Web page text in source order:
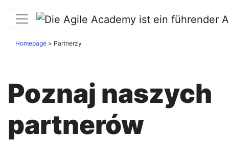
Homepage > Partnerzy
Poznaj naszych
partnerów